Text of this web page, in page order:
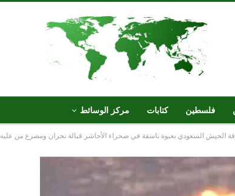
فلسطين كتابات مركز الوسائط
السعودي بعبوة ناسفة في صحراء الأجاشر قبالة نجران ومصرع من عليه